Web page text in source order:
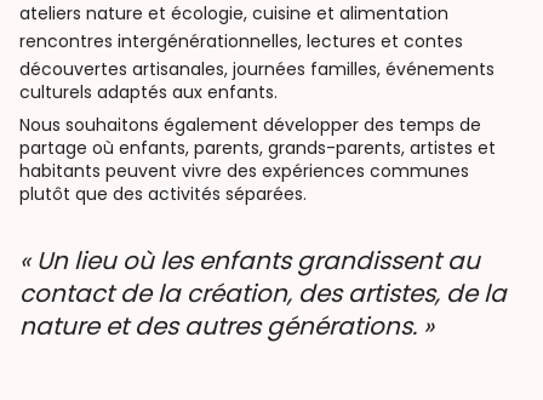
ateliers nature et écologie, cuisine et alimentation
rencontres intergénérationnelles, lectures et contes
découvertes artisanales, journées familles, événements
culturels adaptés aux enfants.
Nous souhaitons également développer des temps de
partage où enfants, parents, grands-parents, artistes et
habitants peuvent vivre des expériences communes
plutôt que des activités séparées.
« Un lieu où les enfants grandissent au
contact de la création, des artistes, de la
nature et des autres générations. »